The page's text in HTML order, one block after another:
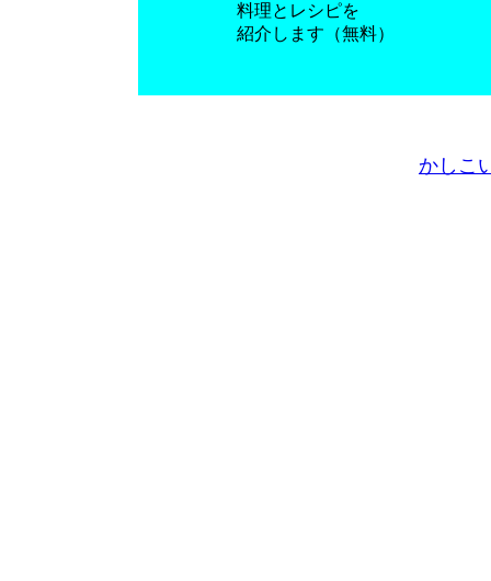
料理とレシピを
紹介します（無料）
かしこ